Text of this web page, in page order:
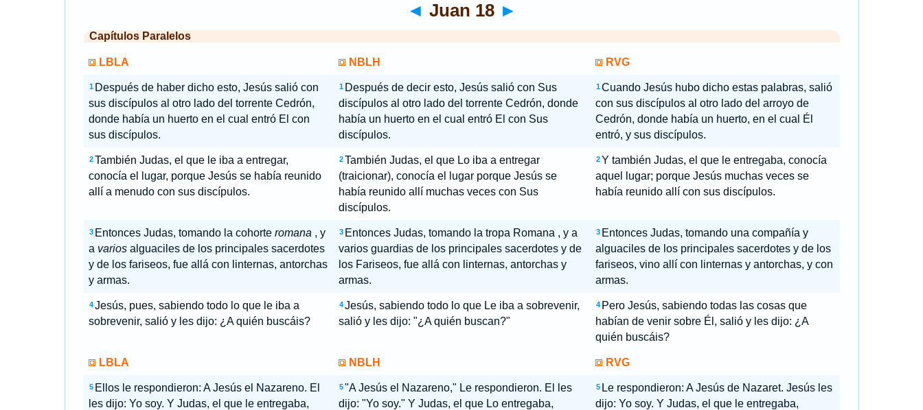
◄ Juan 18 ►
Capítulos Paralelos
LBLA NBLH RVG
1 Después de haber dicho esto, Jesús salió con
sus discípulos al otro lado del torrente Cedrón,
donde había un huerto en el cual entró El con
sus discípulos.
1 Después de decir esto, Jesús salió con Sus
discípulos al otro lado del torrente Cedrón, donde
había un huerto en el cual entró El con Sus
discípulos.
1 Cuando Jesús hubo dicho estas palabras, salió
con sus discípulos al otro lado del arroyo de
Cedrón, donde había un huerto, en el cual Él
entró, y sus discípulos.
2 También Judas, el que le iba a entregar,
conocía el lugar, porque Jesús se había reunido
allí a menudo con sus discípulos.
2 También Judas, el que Lo iba a entregar
(traicionar), conocía el lugar porque Jesús se
había reunido allí muchas veces con Sus
discípulos.
2 Y también Judas, el que le entregaba, conocía
aquel lugar; porque Jesús muchas veces se
había reunido allí con sus discípulos.
3 Entonces Judas, tomando la cohorte romana , y
a variosalguaciles de los principales sacerdotes
y de los fariseos, fue allá con linternas, antorchas
y armas.
3 Entonces Judas, tomando la tropa Romana , y a
varios guardias de los principales sacerdotes y de
los Fariseos, fue allá con linternas, antorchas y
armas.
3 Entonces Judas, tomando una compañía y
alguaciles de los principales sacerdotes y de los
fariseos, vino allí con linternas y antorchas, y con
armas.
4 Jesús, pues, sabiendo todo lo que le iba a
sobrevenir, salió y les dijo: ¿A quién buscáis?
4 Jesús, sabiendo todo lo que Le iba a sobrevenir,
salió y les dijo: "¿A quién buscan?"
4 Pero Jesús, sabiendo todas las cosas que
habían de venir sobre Él, salió y les dijo: ¿A
quién buscáis?
LBLA NBLH RVG
5 Ellos le respondieron: A Jesús el Nazareno. El
les dijo: Yo soy. Y Judas, el que le entregaba,
5 "A Jesús el Nazareno," Le respondieron. El les
dijo: "Yo soy." Y Judas, el que Lo entregaba,
5 Le respondieron: A Jesús de Nazaret. Jesús les
dijo: Yo soy. Y Judas, el que le entregaba,